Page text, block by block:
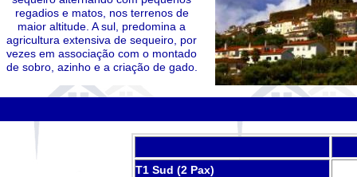
regadios e matos, nos terrenos de
maior altitude. A sul, predomina a
agricultura extensiva de sequeiro, por
vezes em associação com o montado
de sobro, azinho e a criação de gado.
T1 Sud (2 Pax)